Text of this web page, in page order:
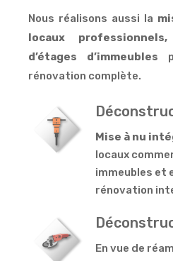
Nous réalisons aussi la
locaux
d’étages d’immeubles
rénovation complète.
Mise à nu
locaux
immeubles et
rénovation
En vue de